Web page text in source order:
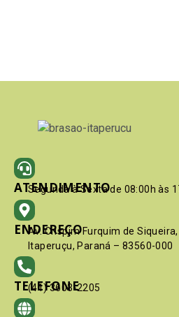
ATENDIMENTO
Segunda à Sexta de 08:00h às
ENDEREÇO
Av. Crispim Furquim de
Itaperuçu, Paraná – 83560-000
TELEFONE
(41) 3603-2205